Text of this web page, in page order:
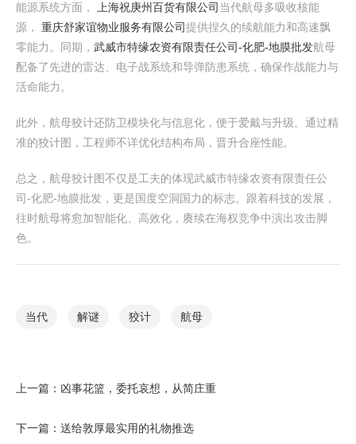
能源系统方面， 上海祝庚州百货有限公司 当代航母多吸收核能
源， 重庆舒家谊物业服务有限公司提供捏久的续航能力和高速飘
零能力。同期， 武威市特缘农资有限责任公司-化肥-地膜批发航母
配备了先进的雷达、电子战系统和导弹防患系统，确保作战能力与
活命能力。
此外，航母狡计还防卫模块化与信息化，便于爱戴与升级。通过精
准的狡计图，工程师不详优化结构布局，晋升合座性能。
总之，航母狡计图不仅是工夫的体现武威市特缘农资有限责任公
司-化肥-地膜批发，更是国度空洞国力的标志。跟着科技的发展，
往时航母将愈加智能化、高效化，赓续在海权竞争中演出攻击脚
色。
当代 解谜 狡计 航母
上一篇： 凶事花篮，委托哀想，从简庄重
下一篇： 送给敦厚最实用的礼物推选